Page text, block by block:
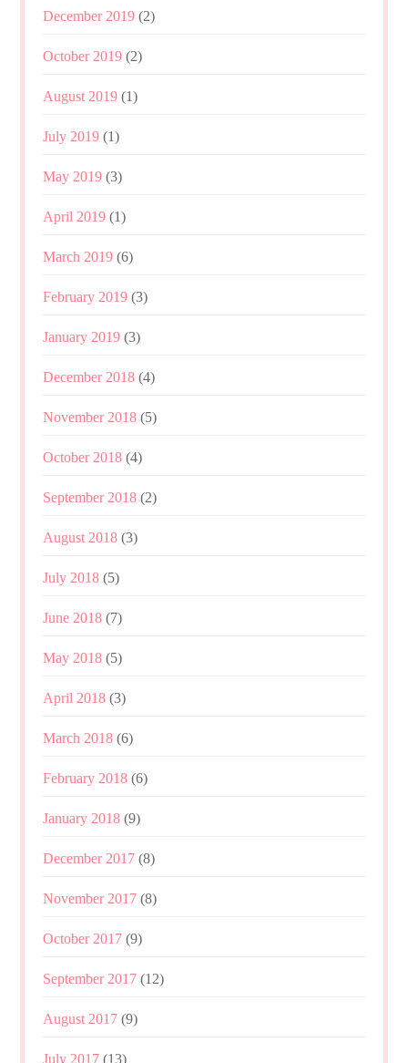
December 2019 (2)
October 2019 (2)
August 2019 (1)
July 2019 (1)
May 2019 (3)
April 2019 (1)
March 2019 (6)
February 2019 (3)
January 2019 (3)
December 2018 (4)
November 2018 (5)
October 2018 (4)
September 2018 (2)
August 2018 (3)
July 2018 (5)
June 2018 (7)
May 2018 (5)
April 2018 (3)
March 2018 (6)
February 2018 (6)
January 2018 (9)
December 2017 (8)
November 2017 (8)
October 2017 (9)
September 2017 (12)
August 2017 (9)
July 2017 (13)